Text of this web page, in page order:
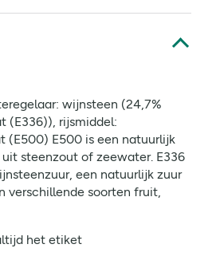
wijnsteen (24,7%
(E336)), rijsmiddel:
(E500) E500 is een natuurlijk
steenzout of zeewater. E336
een natuurlijk zuur
verschillende soorten fruit,
het etiket